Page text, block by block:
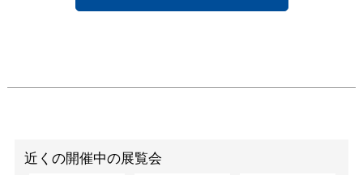
近くの開催中の展覧会